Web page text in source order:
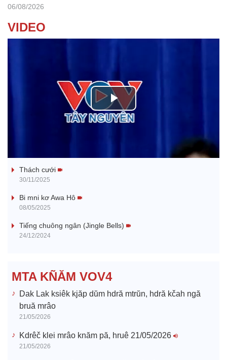
06/08/2026
VIDEO
P
a
i
o
Thách cưới
30/11/2025
Bi mni kơ Awa Hô
08/05/2025
Tiếng chuông ngân (Jingle Bells)
24/12/2024
MTA KÑĂM VOV4
Dak Lak ksiêk kjăp dŭm hdră mtrŭn, hdră kčah ngă
bruă mrâo
21/05/2026
Kdrêč klei mrâo knăm pă, hruê 21/05/2026
21/05/2026